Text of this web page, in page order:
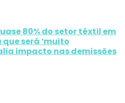
80% do setor têxtil em
será ‘muito
impacto nas demissões